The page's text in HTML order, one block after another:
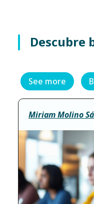
Descubre
See more
Miriam Molino